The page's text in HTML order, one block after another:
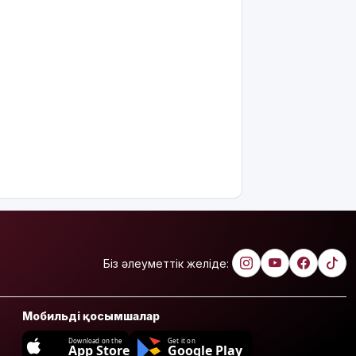
Біз әлеуметтік желіде:
Мобильді қосымшалар
Download on the
App Store
Get it on
Google Play